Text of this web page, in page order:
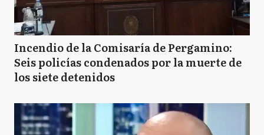
Incendio de la Comisaría de Pergamino:
Seis policías condenados por la muerte de
los siete detenidos